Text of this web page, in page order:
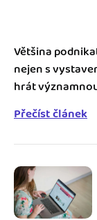
Většina
nejen s
hrát
Přečíst článek